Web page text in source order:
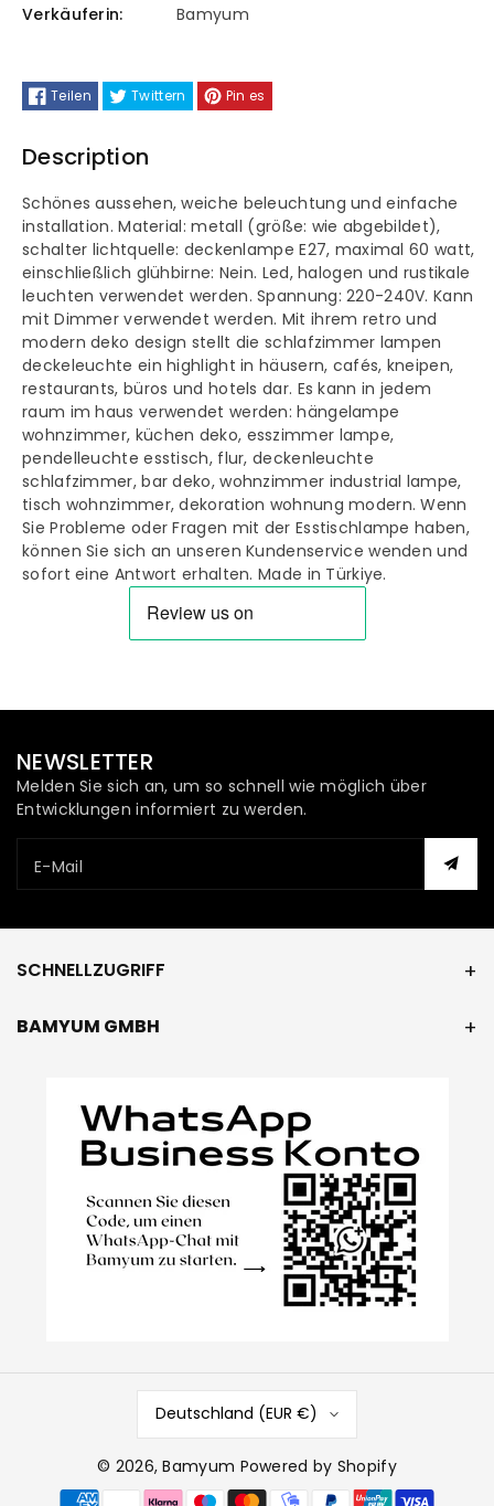
Androa
Hängelampe
Metall
Ø40
cm
1
flamming
Pendelleuchte
Androa
Hängelampe
Metall
Ø40
cm
1
flamming
Pendelleuchte
Verkäuferin: Bamyum
Teilen Twittern Pin es
Description
Schönes aussehen, weiche beleuchtung und einfache
installation. Material: metall (größe: wie abgebildet),
schalter lichtquelle: deckenlampe E27, maximal 60 watt,
einschließlich glühbirne: Nein. Led, halogen und rustikale
leuchten verwendet werden. Spannung: 220-240V. Kann
mit Dimmer verwendet werden. Mit ihrem retro und
modern deko design stellt die schlafzimmer lampen
deckeleuchte ein highlight in häusern, cafés, kneipen,
restaurants, büros und hotels dar. Es kann in jedem
raum im haus verwendet werden: hängelampe
wohnzimmer, küchen deko, esszimmer lampe,
pendelleuchte esstisch, flur, deckenleuchte
schlafzimmer, bar deko, wohnzimmer industrial lampe,
tisch wohnzimmer, dekoration wohnung modern. Wenn
Sie Probleme oder Fragen mit der Esstischlampe haben,
können Sie sich an unseren Kundenservice wenden und
sofort eine Antwort erhalten. Made in Türkiye.
NEWSLETTER
Melden Sie sich an, um so schnell wie möglich über
Entwicklungen informiert zu werden.
E-Mail
SCHNELLZUGRIFF
BAMYUM GMBH
Deutschland (EUR €)
© 2026,Bamyum Powered by Shopify
Zahlungsmethoden